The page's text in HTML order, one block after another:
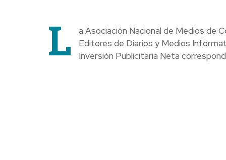
L
a Asociación Nacional de Medios de
Editores de Diarios y Medios
Inversión Publicitaria Neta